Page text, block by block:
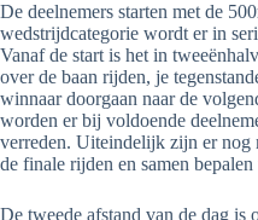
De deelnemers starten met de
wedstrijdcategorie wordt er in
Vanaf de start is het in
over de baan rijden, je
winnaar doorgaan naar de
worden er bij voldoende
verreden. Uiteindelijk zijn er nog
de finale rijden en samen
De tweede afstand van de dag is